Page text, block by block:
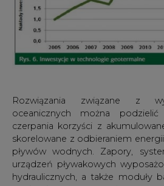
Rozwiązania związane z
oceanicznych można
czerpania korzyści z
skorelowane z odbieraniem
pływów wodnych. Zapory,
urządzeń pływakowych
hydraulicznych, a także moduły